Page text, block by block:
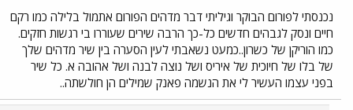
נכנסתי לפורום הבוקר וגיליתי דבר מדהים הפורום אתמול בלילה כמו רקם
חיים ונסק לגבהים חדשים כל-כך הרבה שירים שעוררו בי רגשות חזקים.
כמו הוריקן של כשרון..כמעט נשאבתי לעין הסערה בין שיר מדהים שלך
של בלו של חיוכית של איריס ושל נוצה לבנה ושל אהובה א. כל שיר
בפני עצמו העשיר לי את הנשמה פאנק שמילים הן חולשתה..